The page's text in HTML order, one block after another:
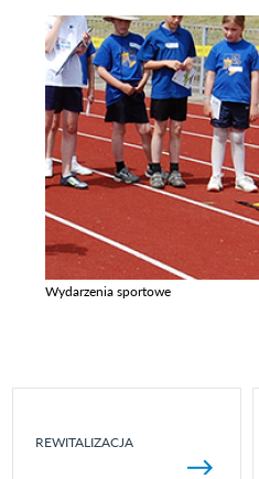
Wydarzenia sportowe
REWITALIZACJA